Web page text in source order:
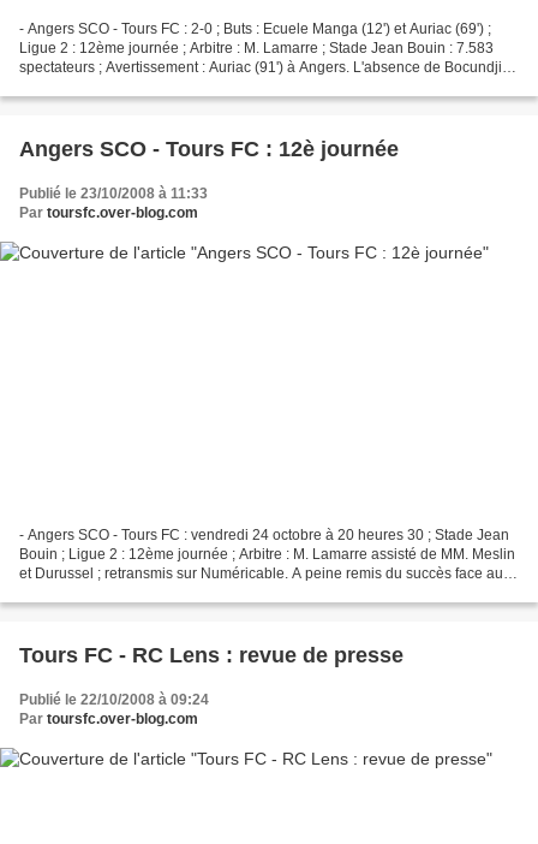
- Angers SCO - Tours FC : 2-0 ; Buts : Ecuele Manga (12') et Auriac (69') ;
Ligue 2 : 12ème journée ; Arbitre : M. Lamarre ; Stade Jean Bouin : 7.583
spectateurs ; Avertissement : Auriac (91') à Angers. L'absence de Bocundji
Angers SCO - Tours FC : 12è journée
Publié le 23/10/2008 à 11:33
Par toursfc.over-blog.com
- Angers SCO - Tours FC : vendredi 24 octobre à 20 heures 30 ; Stade Jean
Bouin ; Ligue 2 : 12ème journée ; Arbitre : M. Lamarre assisté de MM. Meslin
et Durussel ; retransmis sur Numéricable. A peine remis du succès face aux
Tours FC - RC Lens : revue de presse
Publié le 22/10/2008 à 09:24
Par toursfc.over-blog.com